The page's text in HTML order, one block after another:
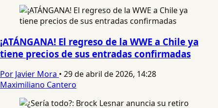
¡ATÁNGANA! El regreso de la WWE a Chile ya
tiene precios de sus entradas confirmadas
Por Javier Mora • 29 de abril de 2026, 14:28
Maximiliano Cantero